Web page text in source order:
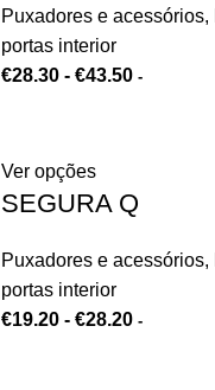
Puxadores e acessórios,
portas interior
€28.30- €43.50 -
Ver opções
SEGURA Q
Puxadores e acessórios,
portas interior
€19.20- €28.20 -